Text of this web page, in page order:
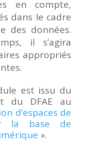
en compte,
dans le cadre
des données.
il s’agira
appropriés
est issu du
du DFAE au
d’espaces de
la base de
».